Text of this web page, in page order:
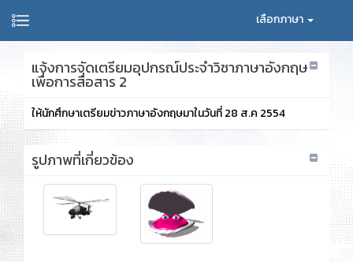
เลือกภาษา
แจ้งการจัดเตรียมอุปกรณ์ประจำวิชาภาษาอังกฤษ
เพื่อการสื่อสาร 2
ให้นักศึกษาเตรียมข่าวภาษาอังกฤษมาในวันที่ 28 ส.ค 2554
รูปภาพที่เกี่ยวข้อง